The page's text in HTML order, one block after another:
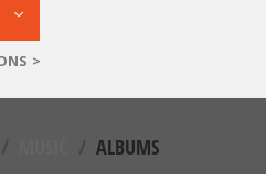
>
ALBUMS